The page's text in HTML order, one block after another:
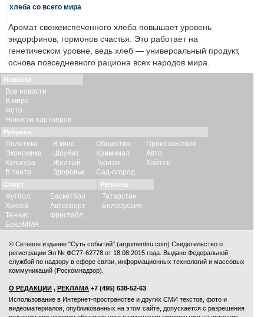
хлеба со всего мира
Аромат свежеиспеченного хлеба повышает уровень
эндорфинов, гормонов счастья. Это работает на
генетическом уровне, ведь хлеб — универсальный продукт,
основа повседневного рациона всех народов мира.
Новости
Все новости
В мире
Фото
Новости партнеров
Рубрики
Политика
Экономика
Культура
В театр
В кино
Шоубиз
Желтый
Здоровье
Общество
Криминал
Туризм
Сад-огород
Происшествия
Авто
Хайтек
Спорт
Футбол
Хоккей
Теннис
Бокс/ММА
Баскетбол
Автоспорт
Фристайл
Регионы
Татарстан
Белоруссия
© Сетевое издание "Суть событий" (argumentiru.com) Свидетельство о
регистрации Эл № ФС77-62778 от 18.08.2015 года. Выдано Федеральной
службой по надзору в сфере связи, информационных технологий и массовых
коммуникаций (Роскомнадзор).
О РЕДАКЦИИ , РЕКЛАМА +7 (495) 638-52-63
Использование в Интернет-пространстве и других СМИ текстов, фото и
видеоматериалов, опубликованных на этом сайте, допускается с разрешения